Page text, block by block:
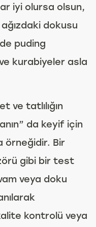
iyi olursa olsun,
ağızdaki dokusu
puding
kurabiyeler asla
ve tatlılığın
da keyif için
örneğidir. Bir
gibi bir test
veya doku
kontrolü veya